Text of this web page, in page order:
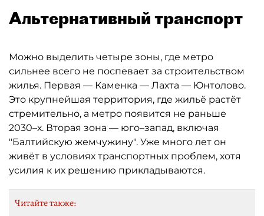
Альтернативный транспорт
Можно выделить четыре зоны, где метро
сильнее всего не поспевает за строительством
жилья. Первая — Каменка — Лахта — Юнтолово.
Это крупнейшая территория, где жильё растёт
стремительно, а метро появится не раньше
2030–х. Вторая зона — юго–запад, включая
"Балтийскую жемчужину". Уже много лет он
живёт в условиях транспортных проблем, хотя
усилия к их решению прикладываются.
Читайте также: